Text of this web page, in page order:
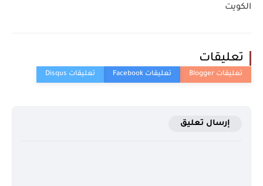
الكويت
تعليقات
إرسال تعليق